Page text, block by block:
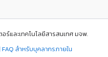
และเทคโนโลยีสารสนเทศ มจพ.
สำหรับบุคลากรภายใน